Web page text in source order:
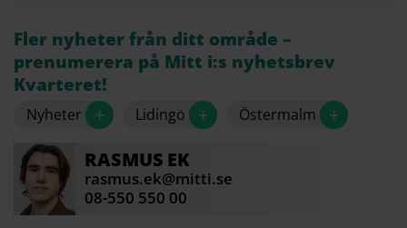
Fler nyheter från ditt område –
prenumerera på Mitt i:s nyhetsbrev
Kvarteret!
Nyheter + Lidingö + Östermalm +
RASMUS EK
rasmus.ek@mitti.se
08-550 550 00